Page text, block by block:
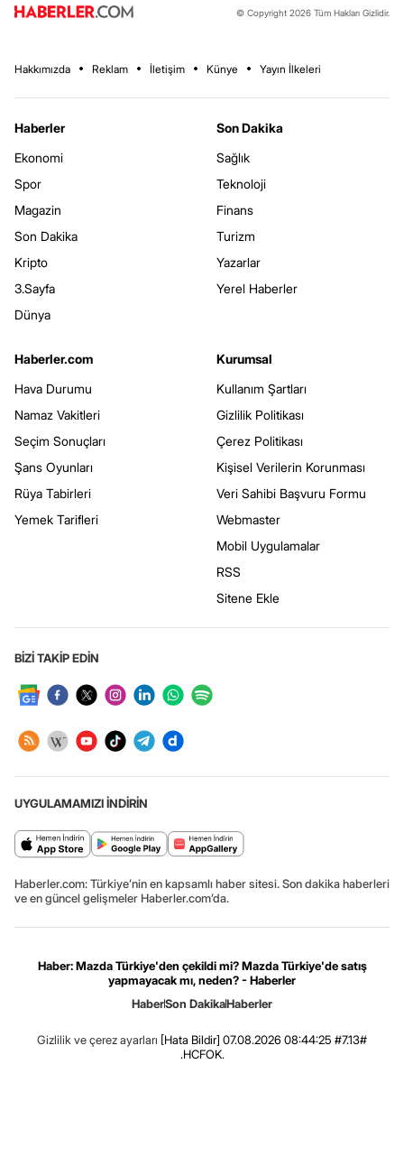
© Copyright 2026 Tüm Hakları Gizlidir.
Hakkımızda Reklam İletişim Künye Yayın İlkeleri
Haberler
Ekonomi
Spor
Magazin
Son Dakika
Kripto
3.Sayfa
Dünya
Son Dakika
Sağlık
Teknoloji
Finans
Turizm
Yazarlar
Yerel Haberler
Haberler.com
Hava Durumu
Namaz Vakitleri
Seçim Sonuçları
Şans Oyunları
Rüya Tabirleri
Yemek Tarifleri
Kurumsal
Kullanım Şartları
Gizlilik Politikası
Çerez Politikası
Kişisel Verilerin Korunması
Veri Sahibi Başvuru Formu
Webmaster
Mobil Uygulamalar
RSS
Sitene Ekle
BİZİ TAKİP EDİN
UYGULAMAMIZI İNDİRİN
Haberler.com: Türkiye’nin en kapsamlı haber sitesi. Son dakika haberleri
ve en güncel gelişmeler Haberler.com’da.
Haber: Mazda Türkiye'den çekildi mi? Mazda Türkiye'de satış
yapmayacak mı, neden? - Haberler
HaberSon DakikaHaberler
Gizlilik ve çerez ayarları [Hata Bildir] 07.08.2026 08:44:25 #7.13#
.HCFOK.